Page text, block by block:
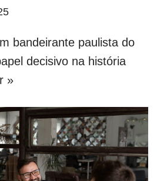
bandeirante paulista do
decisivo na história
»